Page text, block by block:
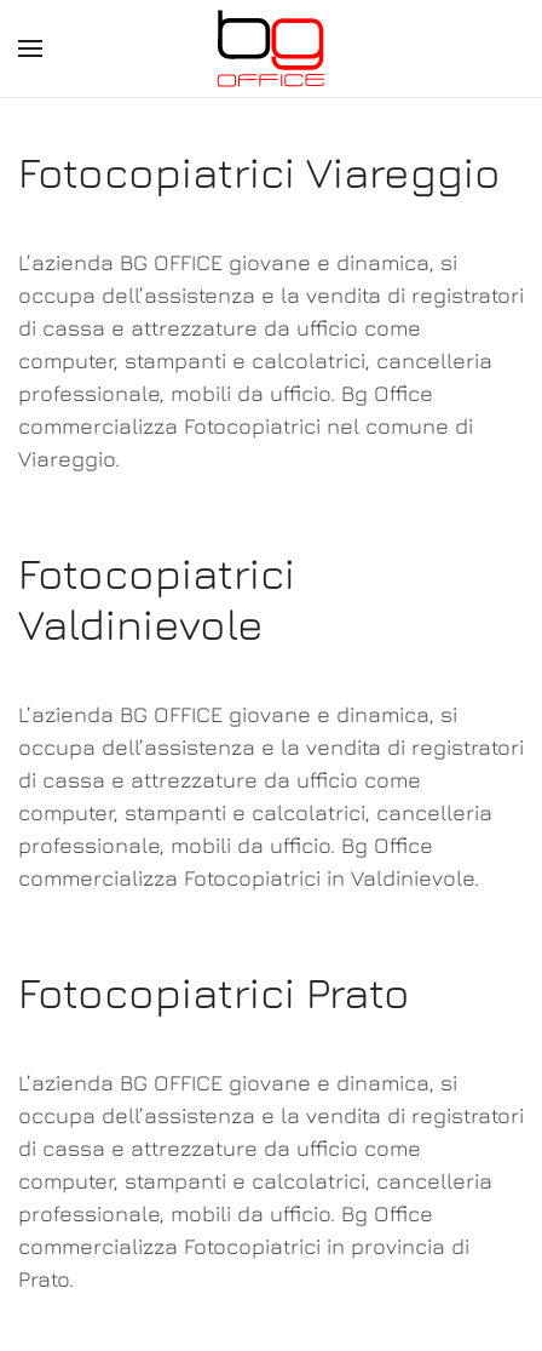
content
Fotocopiatrici Viareggio
L’azienda BG OFFICE giovane e dinamica, si
occupa dell’assistenza e la vendita di registratori
di cassa e attrezzature da ufficio come
computer, stampanti e calcolatrici, cancelleria
professionale, mobili da ufficio. Bg Office
commercializza Fotocopiatrici nel comune di
Viareggio.
Fotocopiatrici
Valdinievole
L’azienda BG OFFICE giovane e dinamica, si
occupa dell’assistenza e la vendita di registratori
di cassa e attrezzature da ufficio come
computer, stampanti e calcolatrici, cancelleria
professionale, mobili da ufficio. Bg Office
commercializza Fotocopiatrici in Valdinievole.
Fotocopiatrici Prato
L’azienda BG OFFICE giovane e dinamica, si
occupa dell’assistenza e la vendita di registratori
di cassa e attrezzature da ufficio come
computer, stampanti e calcolatrici, cancelleria
professionale, mobili da ufficio. Bg Office
commercializza Fotocopiatrici in provincia di
Prato.